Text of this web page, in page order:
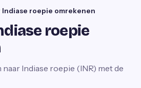
Indiase roepie omrekenen
roepie
Indiase roepie (INR) met de